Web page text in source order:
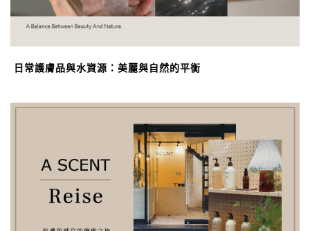
日常護膚品與水資源：美麗與自然的平衡